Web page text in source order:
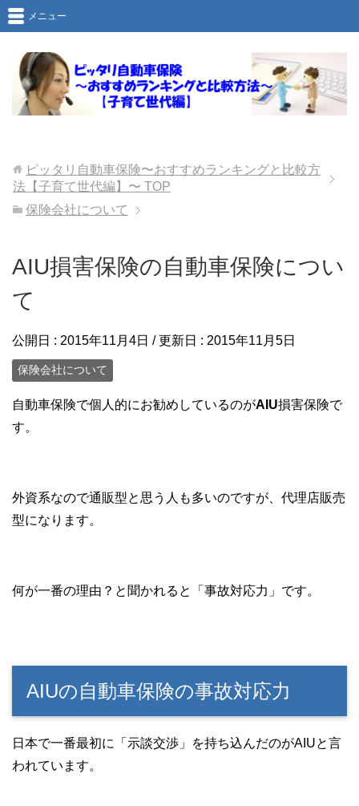
メニュー
ピッタリ自動車保険〜おすすめランキングと比較方
法【子育て世代編】〜 TOP
保険会社について
AIU損害保険の自動車保険につい
て
公開日 : 2015年11月4日 / 更新日 : 2015年11月5日
保険会社について
自動車保険で個人的にお勧めしているのがAIU損害保険で
す。
外資系なので通販型と思う人も多いのですが、代理店販売
型になります。
何が一番の理由？と聞かれると「事故対応力」です。
AIUの自動車保険の事故対応力
日本で一番最初に「示談交渉」を持ち込んだのがAIUと言
われています。